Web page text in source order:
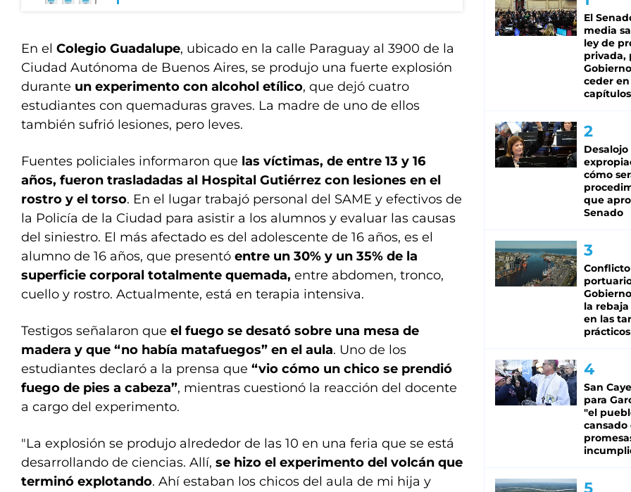
En el Colegio Guadalupe, ubicado en la calle Paraguay al 3900 de la
Ciudad Autónoma de Buenos Aires, se produjo una fuerte explosión
durante un experimento con alcohol etílico, que dejó cuatro
estudiantes con quemaduras graves. La madre de uno de ellos
también sufrió lesiones, pero leves.
Fuentes policiales informaron que las víctimas, de entre 13 y 16
años, fueron trasladadas al Hospital Gutiérrez con lesiones en el
rostro y el torso. En el lugar trabajó personal del SAME y efectivos de
la Policía de la Ciudad para asistir a los alumnos y evaluar las causas
del siniestro. El más afectado es del adolescente de 16 años, es el
alumno de 16 años, que presentó entre un 30% y un 35% de la
superficie corporal totalmente quemada, entre abdomen, tronco,
cuello y rostro. Actualmente, está en terapia intensiva.
Testigos señalaron que el fuego se desató sobre una mesa de
madera y que “no había matafuegos” en el aula. Uno de los
estudiantes declaró a la prensa que “vio cómo un chico se prendió
fuego de pies a cabeza”, mientras cuestionó la reacción del docente
a cargo del experimento.
"La explosión se produjo alrededor de las 10 en una feria que se está
desarrollando de ciencias. Allí, se hizo el experimento del volcán que
terminó explotando. Ahí estaban los chicos del aula de mi hija y
El
media
ley de
privada,
ceder
capítulos
cómo
que
Senado
Conflicto
la rebaja
en las
prácticos
San
para
"el
cansado